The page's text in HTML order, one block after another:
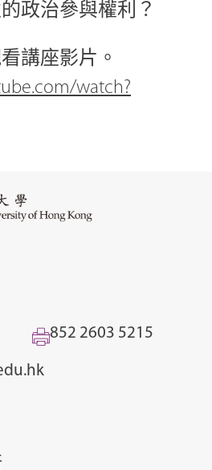
政治參與權利？
講座影片。
watch?
852 2603 5215